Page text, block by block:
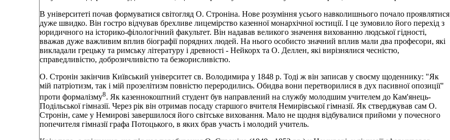
В університеті почав формуватися світогляд О. Строніна. Нове розуміння усього навколишнього почало проявлятися
дуже швидко. Він гостро відчував брехливе лицемірство казенної монархічної юстиції. І це зумовило його перехід з
юридичного на історико-філологічний факультет. Він надавав великого значення вихованню людської гідності,
вважав дуже важливим вплив біографії порядних людей. На нього особисто значний вплив мали два професори, які
викладали грецьку та римську літературу і древності - Нейкорх та О. Деллен, які вирізнялися чесністю,
справедливістю, доброзичливістю та безкорисливістю.
О. Стронін закінчив Київський університет св. Володимира у 1848 р. Тоді ж він записав у своєму щоденнику: "Як
мій патріотизм, так і мій прозелітизм повністю переродились. Обидва вони перетворилися в дух пасивної опозиції"
проти формалізму8. Як казеннокоштний студент був направлений на службу молодшим учителем до Кам'янець-
Подільської гімназії. Через рік він отримав посаду старшого вчителя Немирівської гімназії. Як стверджував сам О.
Стронін, саме у Немирові завершилося його світське виховання. Мало не щодня відбувалися прийоми у почесного
попечителя гімназії графа Потоцького, в яких брав участь і молодий учитель.